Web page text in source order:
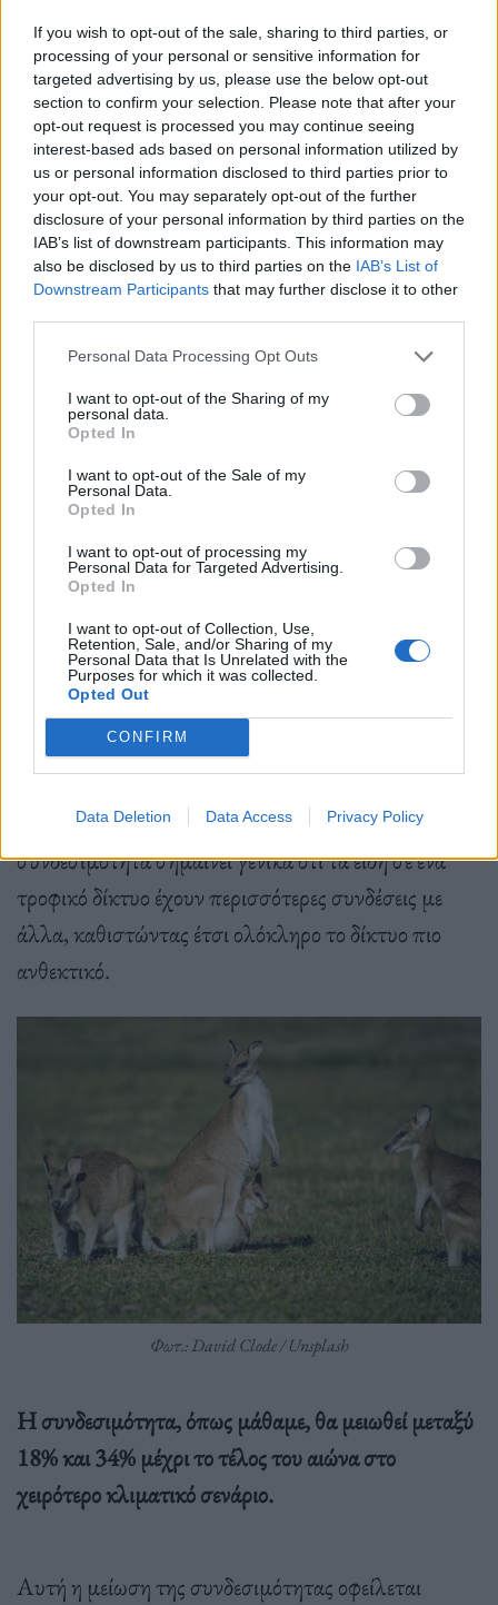
If you wish to opt-out of the sale, sharing to third parties, or
processing of your personal or sensitive information for
targeted advertising by us, please use the below opt-out
section to confirm your selection. Please note that after your
opt-out request is processed you may continue seeing
interest-based ads based on personal information utilized by
us or personal information disclosed to third parties prior to
your opt-out. You may separately opt-out of the further
disclosure of your personal information by third parties on the
IAB’s list of downstream participants. This information may
also be disclosed by us to third parties on the IAB’s List of
Downstream Participants that may further disclose it to other
Personal Data Processing Opt Outs
I want to opt-out of the Sharing of my
personal data.
Opted In
I want to opt-out of the Sale of my
Personal Data.
Opted In
I want to opt-out of processing my
Personal Data for Targeted Advertising.
Opted In
I want to opt-out of Collection, Use,
Retention, Sale, and/or Sharing of my
Personal Data that Is Unrelated with the
Purposes for which it was collected.
Opted Out
CONFIRM
Data Deletion Data Access Privacy Policy
Προέβλεψαν, επίσης, ότιοι μεγαλύτερες σχετικές
απώλειες βιοποικιλότητας θα συμβούν στις περιοχές
με τον μεγαλύτερο αριθμό ειδών.
Πρόκειται κυρίως για περιοχές που έχουν
αναγνωριστεί ως «θερμά σημεία βιοποικιλότητας»
– 36 ιδιαίτερα απειλούμενες περιοχές της Γης που
περιέχουν τα πιο μοναδικά είδη, όπως
η νοτιοδυτική
Αυστραλία και η χλωριδική περιοχή του
Ακρωτηρίου της Νότιας Αφρικής
στο γεγονός ότι η διάβρωση των πλούσιων σε είδη
τροφικών πλεγμάτων καθιστά τις βιολογικές
κοινότητες πιο ευάλωτες σε μελλοντικούς
κλυδωνισμούς.
Εντόπισαν επίσης ότι αυτά τα ίδια τα δίκτυα
αλληλεπιδρώντων ειδών θα αλλάξουν.
Χρησιμοποίησαν ένα μέτρο της «συνδεσιμότητας»,
συνδέσεων του δικτύου. Η υψηλότερη
συνδεσιμότητα σημαίνει γενικά ότι τα είδη σε ένα
τροφικό δίκτυο έχουν περισσότερες συνδέσεις με
άλλα, καθιστώντας έτσι ολόκληρο το δίκτυο πιο
ανθεκτικό.
Φωτ.: David Clode / Unsplash
Η συνδεσιμότητα, όπως μάθαμε, θα μειωθεί μεταξύ
18% και 34% μέχρι το τέλος του αιώνα στο
χειρότερο κλιματικό σενάριο.
Αυτή η μείωση της συνδεσιμότητας οφείλεται